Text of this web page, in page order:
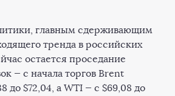
главным сдерживающим
тренда в российских
остается проседание
— с начала торгов Brent
до $72,04, а WTI — с $69,08 до